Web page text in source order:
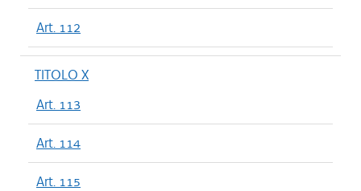
Art. 112
TITOLO X
Art. 113
Art. 114
Art. 115